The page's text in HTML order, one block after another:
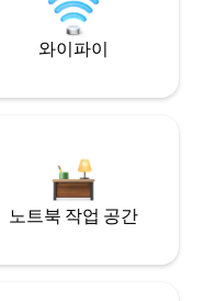
와이파이
노트북 작업 공간